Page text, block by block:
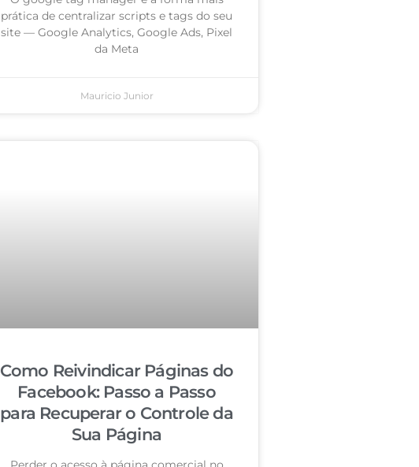
prática de centralizar scripts e tags do seu
site — Google Analytics, Google Ads, Pixel
da Meta
Mauricio Junior
Como Reivindicar Páginas do
Facebook: Passo a Passo
para Recuperar o Controle da
Sua Página